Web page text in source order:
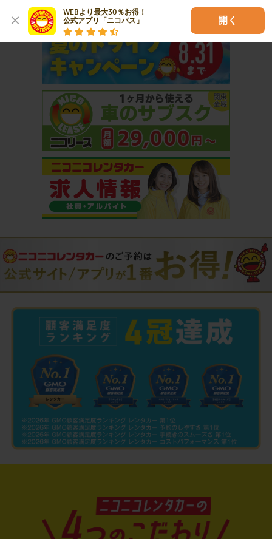
WEBより最大30％お得！
公式アプリ「ニコパス」
開く